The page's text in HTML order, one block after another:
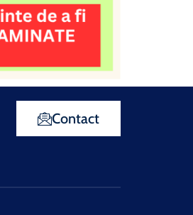
Contact